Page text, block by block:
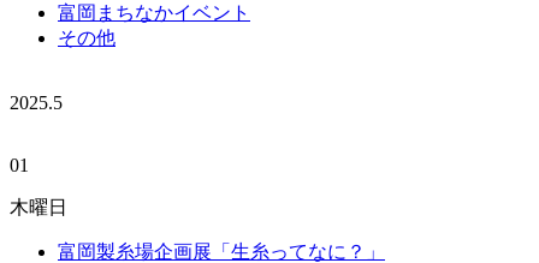
富岡まちなかイベント
その他
2025.5
01
木曜日
富岡製糸場企画展「生糸ってなに？」